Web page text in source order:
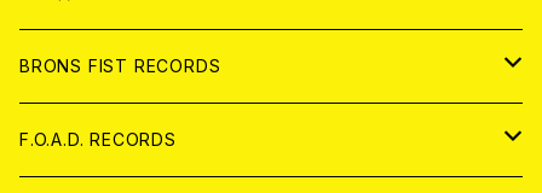
アパレル
ANALOG
BRONS FIST RECORDS
CD
F.O.A.D. RECORDS